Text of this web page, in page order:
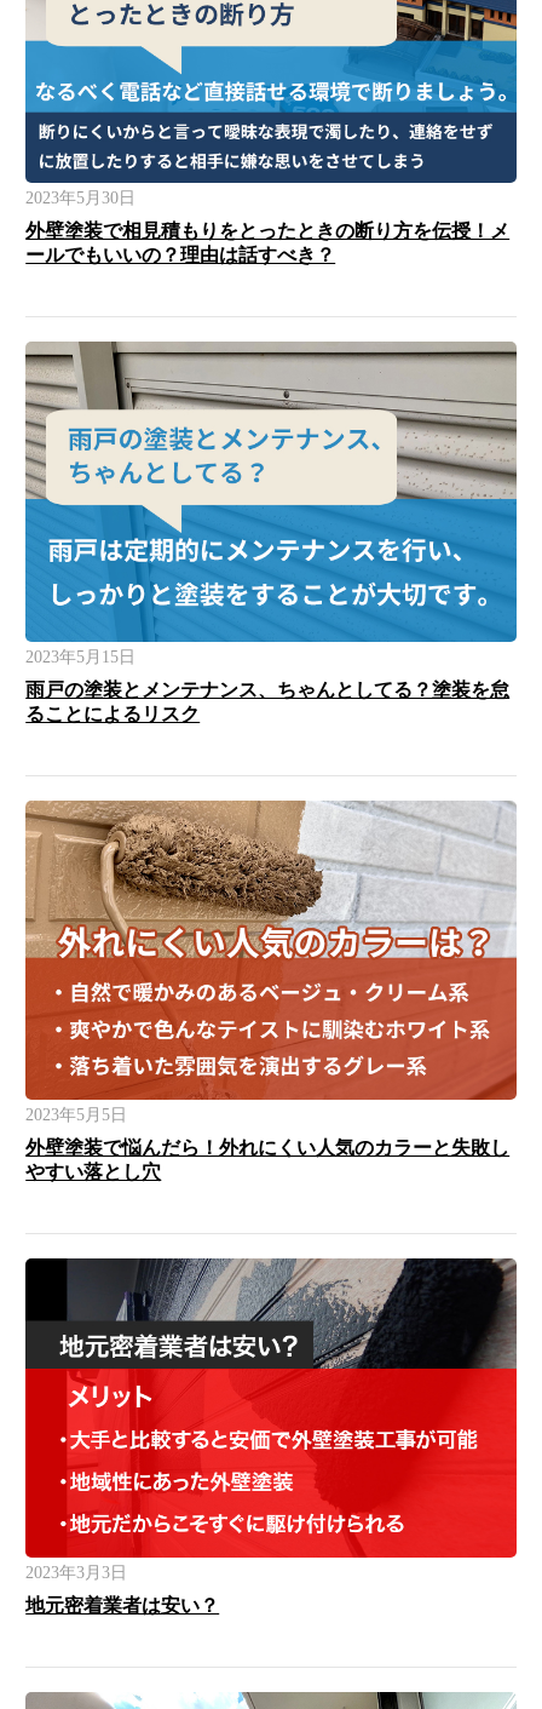
2023年5月30日
外壁塗装で相見積もりをとったときの断り方を伝授！メ
ールでもいいの？理由は話すべき？
2023年5月15日
雨戸の塗装とメンテナンス、ちゃんとしてる？塗装を怠
ることによるリスク
2023年5月5日
外壁塗装で悩んだら！外れにくい人気のカラーと失敗し
やすい落とし穴
2023年3月3日
地元密着業者は安い？